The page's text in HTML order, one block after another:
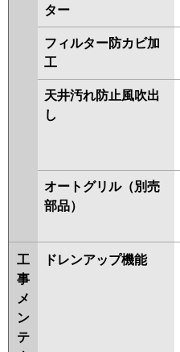
ター
フィルター防カビ加
工
天井汚れ防止風吹出
し
オートグリル（別売
部品）
工
事
メ
ン
テ
ドレンアップ機能